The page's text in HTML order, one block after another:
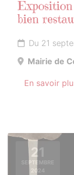
bien
Du 21
Mairie de
En savoir
21
SEPTEMBRE
2024